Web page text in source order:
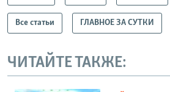
Все статьи ГЛАВНОЕ ЗА СУТКИ
ЧИТАЙТЕ ТАКЖЕ: